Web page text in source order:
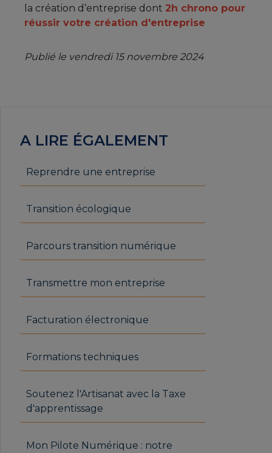
la création d’entreprise dont 2h chrono pour
réussir votre création d'entreprise
Publié le vendredi 15 novembre 2024
A LIRE ÉGALEMENT
Reprendre une entreprise
Transition écologique
Parcours transition numérique
Transmettre mon entreprise
Facturation électronique
Formations techniques
Soutenez l'Artisanat avec la Taxe
d'apprentissage
Mon Pilote Numérique : notre